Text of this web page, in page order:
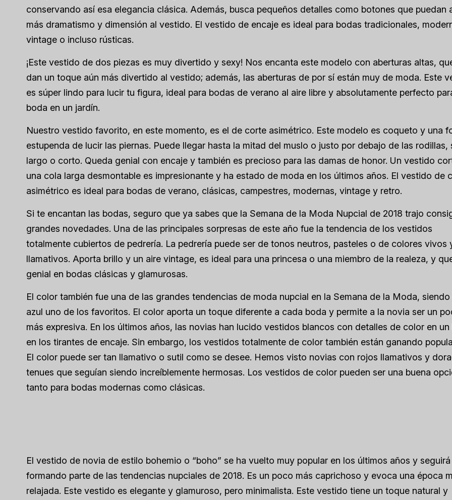
conservando así esa elegancia clásica. Además, busca pequeños detalles como botones que puedan
más dramatismo y dimensión al vestido. El vestido de encaje es ideal para bodas tradicionales,
vintage o incluso rústicas.
¡Este vestido de dos piezas es muy divertido y sexy! Nos encanta este modelo con aberturas altas,
dan un toque aún más divertido al vestido; además, las aberturas de por sí están muy de moda. Este
es súper lindo para lucir tu figura, ideal para bodas de verano al aire libre y absolutamente perfecto
boda en un jardín.
Nuestro vestido favorito, en este momento, es el de corte asimétrico. Este modelo es coqueto y una
estupenda de lucir las piernas. Puede llegar hasta la mitad del muslo o justo por debajo de las rodillas,
largo o corto. Queda genial con encaje y también es precioso para las damas de honor. Un vestido
una cola larga desmontable es impresionante y ha estado de moda en los últimos años. El vestido de
asimétrico es ideal para bodas de verano, clásicas, campestres, modernas, vintage y retro.
Si te encantan las bodas, seguro que ya sabes que la Semana de la Moda Nupcial de 2018 trajo
grandes novedades. Una de las principales sorpresas de este año fue la tendencia de los vestidos
totalmente cubiertos de pedrería. La pedrería puede ser de tonos neutros, pasteles o de colores vivos
llamativos. Aporta brillo y un aire vintage, es ideal para una princesa o una miembro de la realeza, y
genial en bodas clásicas y glamurosas.
El color también fue una de las grandes tendencias de moda nupcial en la Semana de la Moda, siendo
azul uno de los favoritos. El color aporta un toque diferente a cada boda y permite a la novia ser un
más expresiva. En los últimos años, las novias han lucido vestidos blancos con detalles de color en un
en los tirantes de encaje. Sin embargo, los vestidos totalmente de color también están ganando
El color puede ser tan llamativo o sutil como se desee. Hemos visto novias con rojos llamativos y
tenues que seguían siendo increíblemente hermosas. Los vestidos de color pueden ser una buena
tanto para bodas modernas como clásicas.
El vestido de novia de estilo bohemio o “boho” se ha vuelto muy popular en los últimos años y seguirá
formando parte de las tendencias nupciales de 2018. Es un poco más caprichoso y evoca una época
relajada. Este vestido es elegante y glamuroso, pero minimalista. Este vestido tiene un toque natural y